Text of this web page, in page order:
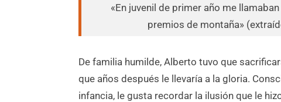
«En juvenil de primer año me
premios de montaña»
De familia humilde, Alberto tuvo que
que años después le llevaría a la gloria.
infancia, le gusta recordar la ilusión que le